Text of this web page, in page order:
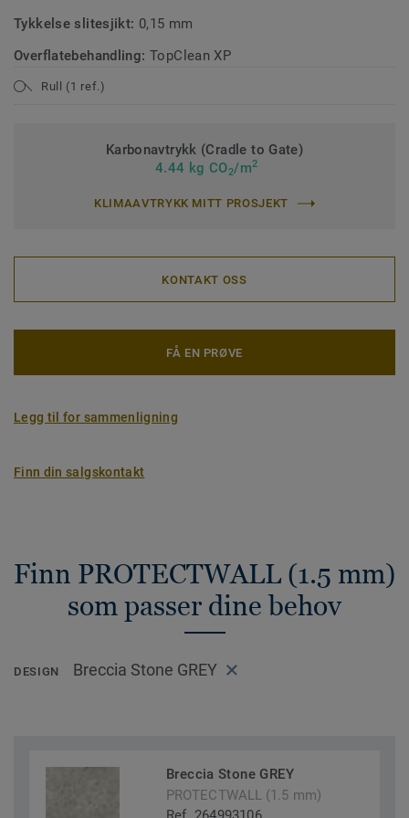
Tykkelse slitesjikt: 0,15 mm
Overflatebehandling: TopClean XP
Rull (1 ref.)
Karbonavtrykk (Cradle to Gate)
4.44 kg CO2/m2
KLIMAAVTRYKK MITT PROSJEKT
KONTAKT OSS
FÅ EN PRØVE
Legg til for sammenligning
Finn din salgskontakt
Finn PROTECTWALL (1.5 mm)
som passer dine behov
DESIGN Breccia Stone GREY
Breccia Stone GREY
PROTECTWALL (1.5 mm)